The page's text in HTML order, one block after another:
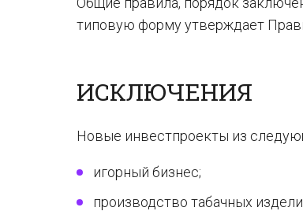
типовую форму утверждает
ИСКЛЮЧЕНИЯ
Новые инвестпроекты из
игорный бизнес;
производство табачных